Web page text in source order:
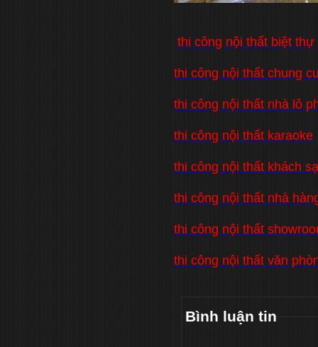
thi công nội thất biệt thự
thi công nội thất chung
thi công nội thất nhà lô
thi công nội thất karaoke
thi công nội thất khách
thi công nội thất nhà
thi công nội thất
thi công nội thất văn
Bình luận tin